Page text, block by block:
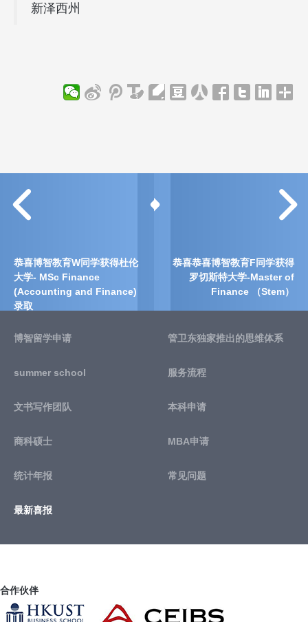
新泽西州
恭喜博智教育W同学获得杜伦
大学- MSc Finance
(Accounting and Finance)
录取
恭喜恭喜博智教育F同学获得
罗切斯特大学-Master of
Finance （Stem）
博智留学申请 管卫东独家推出的思维体系
summer school 服务流程
文书写作团队 本科申请
商科硕士 MBA申请
统计年报 常见问题
最新喜报
合作伙伴